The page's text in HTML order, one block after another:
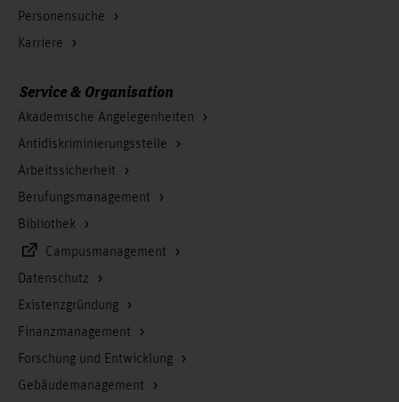
Personensuche
Karriere
Service & Organisation
Akademische Angelegenheiten
Antidiskriminierungsstelle
Arbeitssicherheit
Berufungsmanagement
Bibliothek
Campusmanagement
Datenschutz
Existenzgründung
Finanzmanagement
Forschung und Entwicklung
Gebäudemanagement